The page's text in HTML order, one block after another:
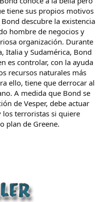
tiene sus propios motivos
descubre la existencia
hombre de negocios y
organización. Durante
Italia y Sudamérica, Bond
es controlar, con la ayuda
recursos naturales más
ello, tiene que derrocar al
A medida que Bond se
de Vesper, debe actuar
los terroristas si quiere
plan de Greene.